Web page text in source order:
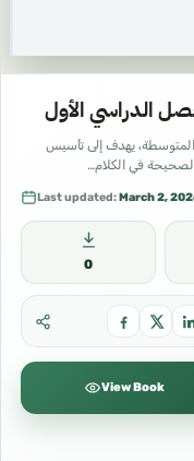
الدراسي الأول
يهدف إلى تأسيس
في الكلام…
Last updated:March 2,
0
View Book